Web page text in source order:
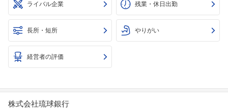
こちらの企業もフォローしませんか？
ライバル企業 残業・休日出勤
長所・短所 やりがい
経営者の評価
株式会社琉球銀行